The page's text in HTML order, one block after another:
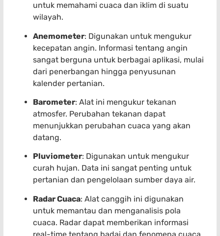
untuk memahami cuaca dan iklim di suatu
wilayah.
Anemometer: Digunakan untuk mengukur
kecepatan angin. Informasi tentang angin
sangat berguna untuk berbagai aplikasi, mulai
dari penerbangan hingga penyusunan
kalender pertanian.
Barometer: Alat ini mengukur tekanan
atmosfer. Perubahan tekanan dapat
menunjukkan perubahan cuaca yang akan
datang.
Pluviometer: Digunakan untuk mengukur
curah hujan. Data ini sangat penting untuk
pertanian dan pengelolaan sumber daya air.
Radar Cuaca: Alat canggih ini digunakan
untuk memantau dan menganalisis pola
cuaca. Radar dapat memberikan informasi